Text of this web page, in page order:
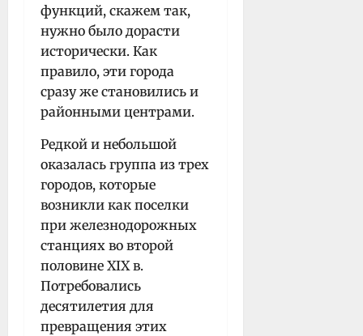
функций, скажем так,
нужно было дорасти
исторически. Как
правило, эти города
сразу же становились и
районными центрами.
Редкой и небольшой
оказалась группа из трех
городов, которые
возникли как поселки
при железнодорожных
станциях во второй
половине XIX в.
Потребовались
десятилетия для
превращения этих